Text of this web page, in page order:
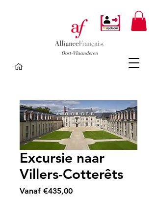
Excursie naar
Villers-Cotterêts
Vanaf €435,00Verkoopprijs